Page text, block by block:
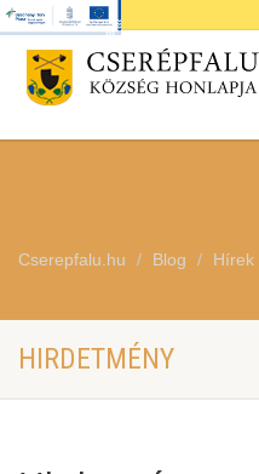
Cserepfalu.hu Blog Hírek
HIRDETMÉNY